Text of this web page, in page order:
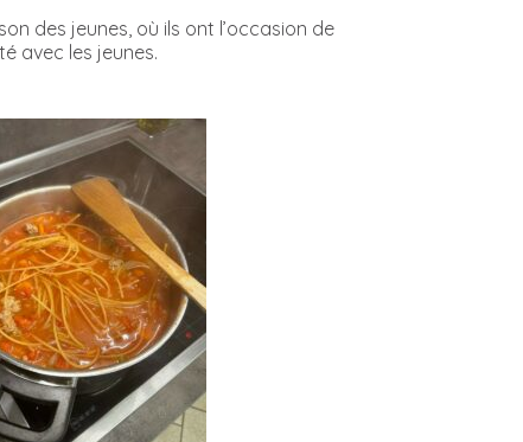
des jeunes, où ils ont l’occasion de
avec les jeunes.